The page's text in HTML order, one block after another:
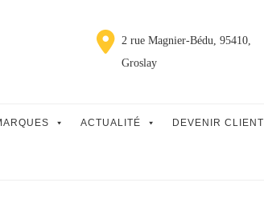
2 rue Magnier-Bédu, 95410,
Groslay
ACTUALITÉ DEVENIR CLIENT